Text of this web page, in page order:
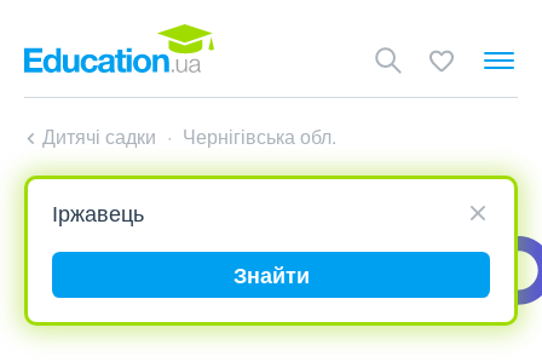
Дитячі садки Чернігівська обл.
Знайти